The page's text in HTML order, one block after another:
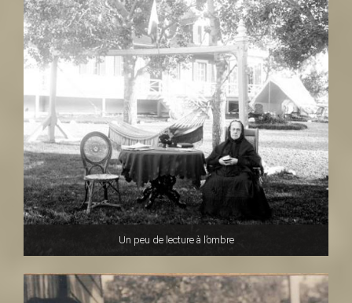
Un peu de lecture à l’ombre